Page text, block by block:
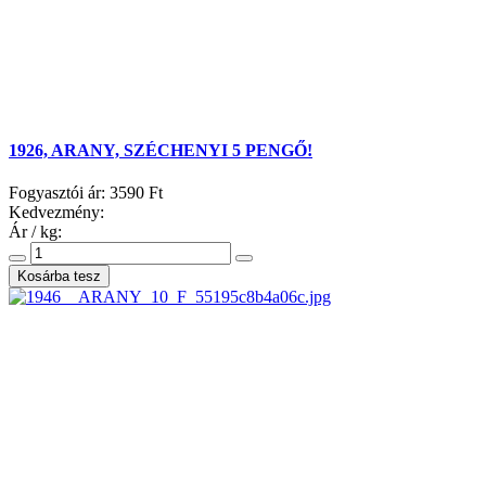
1926, ARANY, SZÉCHENYI 5 PENGŐ!
Fogyasztói ár: 3590 Ft
Kedvezmény:
Ár / kg: